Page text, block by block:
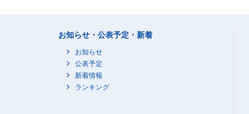
お知らせ・公表予定・新着
お知らせ
公表予定
新着情報
ランキング